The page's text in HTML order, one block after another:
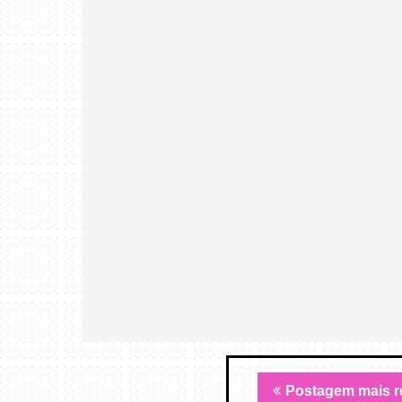
Postagem mais